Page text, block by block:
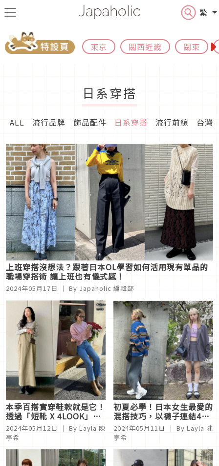
繁
東京 關西近畿 關東
日系穿搭
ALL 流行品牌 飾品配件 日系穿搭 流行前線 台灣
上班穿搭沒想法？跟著日本OL學習如何活用現有單品的
職場穿搭術 讓上班也有儀式感！
2024年05月17日 ｜ By Japaholic 編輯部
本季百搭實穿鞋款就是它！
透過「短靴 X 4LOOK」打
造日系時髦個性
2024年05月12日 ｜ By Layla 陳
亭希
初夏必學！日本女生最愛的
混搭技巧，以襪子連結4種
多變風格
2024年05月11日 ｜ By Layla 陳
亭希